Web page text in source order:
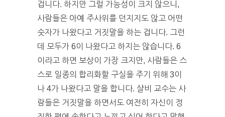
겁니다. 하지만 그럴 가능성이 크지 않으니,
사람들은 아예 주사위를 던지지도 않고 어떤
숫자가 나왔다고 거짓말을 하는 겁니다. 그런
데 모두가 6이 나왔다고 하지는 않습니다. 6
이라고 하면 보상이 가장 크지만, 사람들은 스
스로 일종의 합리화할 구실을 주기 위해 3이
나 4가 나왔다고 말을 합니다. 샬비 교수는 사
람들은 거짓말을 하면서도 여전히 자신이 정